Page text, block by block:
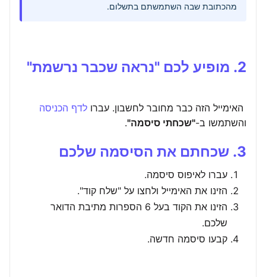
מהכתובת שבה השתמשתם בתשלום.
2. מופיע לכם "נראה שכבר נרשמת"
האימייל הזה כבר מחובר לחשבון. עברו לדף הכניסה
והשתמשו ב-"שכחתי סיסמה".
3. שכחתם את הסיסמה שלכם
עברו לאיפוס סיסמה.
הזינו את האימייל ולחצו על "שלח קוד".
הזינו את הקוד בעל 6 הספרות מתיבת הדואר
שלכם.
קבעו סיסמה חדשה.